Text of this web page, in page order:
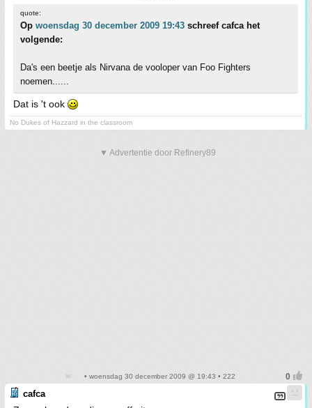
quote:
Op woensdag 30 december 2009 19:43 schreef cafca het
volgende:
Da's een beetje als Nirvana de vooloper van Foo Fighters
noemen......
Dat is 't ook
No Dukes of Hazzard in the classroom
▼ Advertentie door Refinery89
• woensdag 30 december 2009 @ 19:43 • 222
cafca